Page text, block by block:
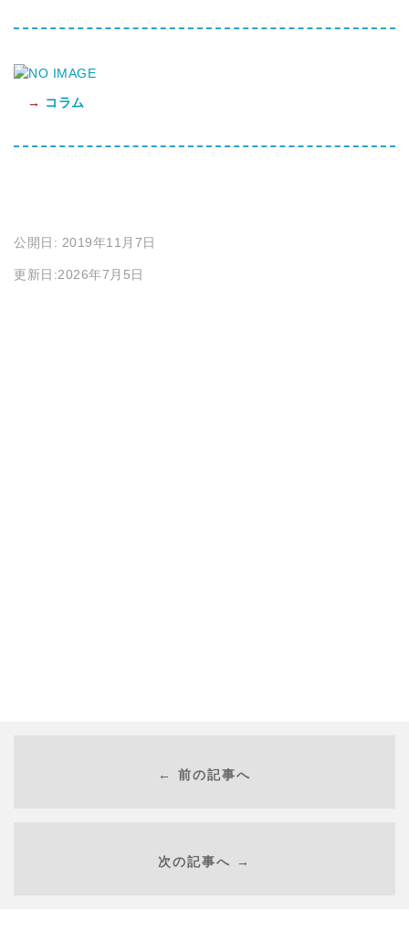
→ コラム
公開日: 2019年11月7日
更新日:2026年7月5日
← 前の記事へ
次の記事へ →